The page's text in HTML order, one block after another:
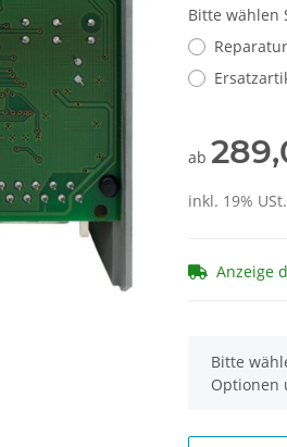
Bitte wählen
ab
inkl. 19%
Anzeige
x
Bitte
Optionen